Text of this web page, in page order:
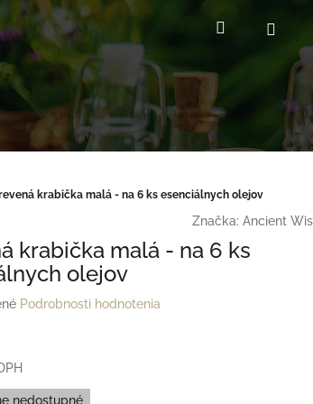
Hľadať
krabička malá - na 6 ks esenciálnych olejov
Značka: Ancient
krabička malá - na 6 ks
olejov
Podrobnosti hodnotenia
nedostupné